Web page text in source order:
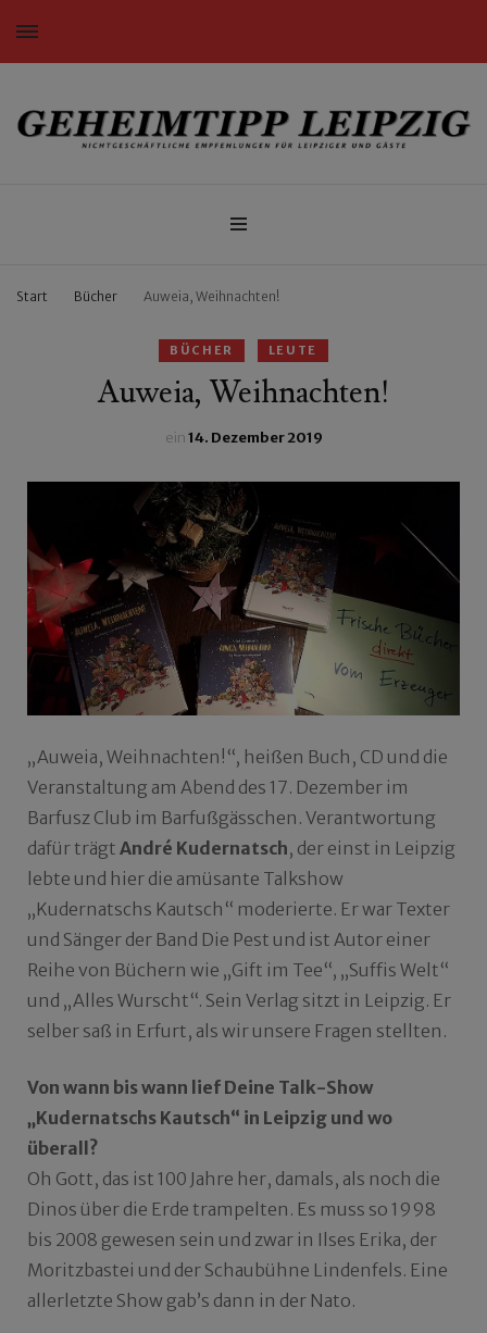
Nichtgeschäftliche Empfehlungen für Leipziger und Gäste
Start Bücher Auweia, Weihnachten!
BÜCHER LEUTE
Auweia, Weihnachten!
ein14. Dezember 2019
„Auweia, Weihnachten!“, heißen Buch, CD und die
Veranstaltung am Abend des 17. Dezember im
Barfusz Club im Barfußgässchen. Verantwortung
dafür trägt André Kudernatsch, der einst in Leipzig
lebte und hier die amüsante Talkshow
„Kudernatschs Kautsch“ moderierte. Er war Texter
und Sänger der Band Die Pest und ist Autor einer
Reihe von Büchern wie „Gift im Tee“, „Suffis Welt“
und „Alles Wurscht“. Sein Verlag sitzt in Leipzig. Er
selber saß in Erfurt, als wir unsere Fragen stellten.
Von wann bis wann lief Deine Talk-Show
„Kudernatschs Kautsch“ in Leipzig und wo
überall?
Oh Gott, das ist 100 Jahre her, damals, als noch die
Dinos über die Erde trampelten. Es muss so 1998
bis 2008 gewesen sein und zwar in Ilses Erika, der
Moritzbastei und der Schaubühne Lindenfels. Eine
allerletzte Show gab’s dann in der Nato.